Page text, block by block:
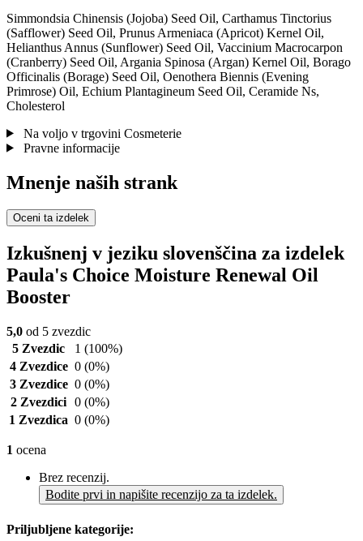
Simmondsia Chinensis (Jojoba) Seed Oil, Carthamus Tinctorius
(Safflower) Seed Oil, Prunus Armeniaca (Apricot) Kernel Oil,
Helianthus Annus (Sunflower) Seed Oil, Vaccinium Macrocarpon
(Cranberry) Seed Oil, Argania Spinosa (Argan) Kernel Oil, Borago
Officinalis (Borage) Seed Oil, Oenothera Biennis (Evening
Primrose) Oil, Echium Plantagineum Seed Oil, Ceramide Ns,
Cholesterol
Na voljo v trgovini Cosmeterie
Pravne informacije
Mnenje naših strank
Oceni ta izdelek
Izkušnenj v jeziku slovenščina za izdelek
Paula's Choice Moisture Renewal Oil
Booster
5,0 od 5 zvezdic
5 Zvezdic
1 (100%)
4 Zvezdice 0 (0%)
3 Zvezdice 0 (0%)
2 Zvezdici 0 (0%)
1 Zvezdica 0 (0%)
1 ocena
Brez recenzij.
Bodite prvi in napišite recenzijo za ta izdelek.
Priljubljene kategorije: